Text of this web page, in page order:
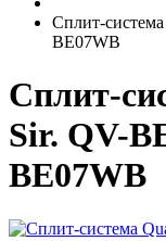
Сплит-
BE07WB
Сплит-
Sir. QV-
BE07WB